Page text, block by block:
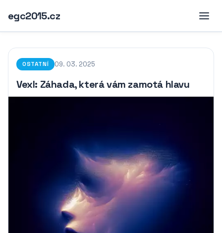
egc2015.cz
OSTATNÍ 09. 03. 2025
Vexl: Záhada, která vám zamotá hlavu